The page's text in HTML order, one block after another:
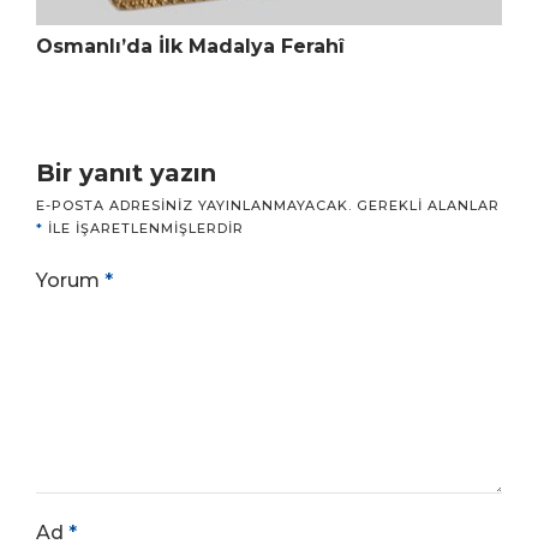
Osmanlı’da İlk Madalya Ferahî
Bir yanıt yazın
E-POSTA ADRESINIZ YAYINLANMAYACAK.
GEREKLI ALANLAR
* ILE IŞARETLENMIŞLERDIR
Yorum *
Ad *